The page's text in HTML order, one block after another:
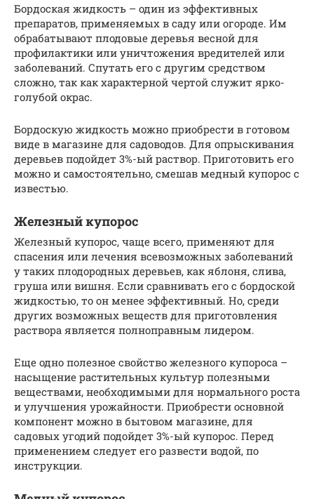
Бордоская жидкость – один из эффективных
препаратов, применяемых в саду или огороде. Им
обрабатывают плодовые деревья весной для
профилактики или уничтожения вредителей или
заболеваний. Спутать его с другим средством
сложно, так как характерной чертой служит ярко-
голубой окрас.
Бордоскую жидкость можно приобрести в готовом
виде в магазине для садоводов. Для опрыскивания
деревьев подойдет 3%-ый раствор. Приготовить его
можно и самостоятельно, смешав медный купорос с
известью.
Железный купорос
Железный купорос, чаще всего, применяют для
спасения или лечения всевозможных заболеваний
у таких плодородных деревьев, как яблоня, слива,
груша или вишня. Если сравнивать его с бордоской
жидкостью, то он менее эффективный. Но, среди
других возможных веществ для приготовления
раствора является полноправным лидером.
Еще одно полезное свойство железного купороса –
насыщение растительных культур полезными
веществами, необходимыми для нормального роста
и улучшения урожайности. Приобрести основной
компонент можно в бытовом магазине, для
садовых угодий подойдет 3%-ый купорос. Перед
применением следует его развести водой, по
инструкции.